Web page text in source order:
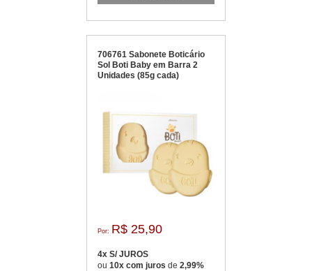
706761 Sabonete Boticário
Sol Boti Baby em Barra 2
Unidades (85g cada)
Por: R$ 25,90
4x S/ JUROS
ou 10x com juros de 2,99%